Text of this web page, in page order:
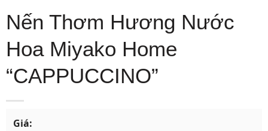
Nến Thơm Hương Nước
Hoa Miyako Home
“CAPPUCCINO”
Giá: